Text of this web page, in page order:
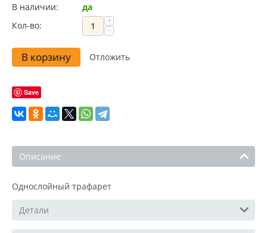
В наличии:
да
Кол-во:
+
−
В корзину Отложить
Save
Описание
Однослойный трафарет
Детали